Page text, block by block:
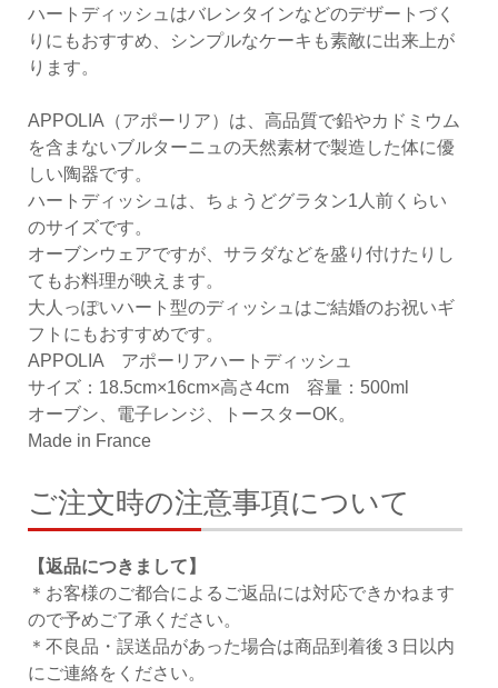
ハートディッシュはバレンタインなどのデザートづく
りにもおすすめ、シンプルなケーキも素敵に出来上が
ります。
APPOLIA（アポーリア）は、高品質で鉛やカドミウム
を含まないブルターニュの天然素材で製造した体に優
しい陶器です。
ハートディッシュは、ちょうどグラタン1人前くらい
のサイズです。
オーブンウェアですが、サラダなどを盛り付けたりし
てもお料理が映えます。
大人っぽいハート型のディッシュはご結婚のお祝いギ
フトにもおすすめです。
APPOLIA アポーリアハートディッシュ
サイズ：18.5cm×16cm×高さ4cm 容量：500ml
オーブン、電子レンジ、トースターOK。
Made in France
ご注文時の注意事項について
【返品につきまして】
＊お客様のご都合によるご返品には対応できかねます
ので予めご了承ください。
＊不良品・誤送品があった場合は商品到着後３日以内
にご連絡をください。